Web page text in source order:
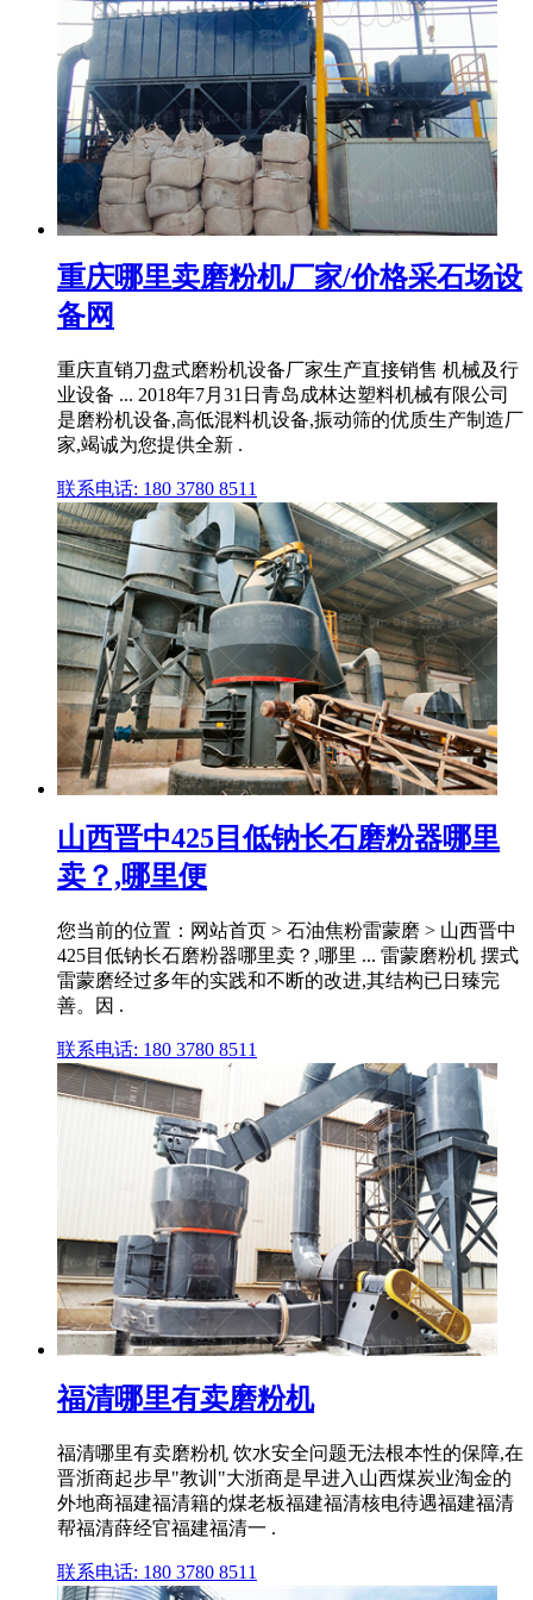
重庆哪里卖磨粉机厂家/价格采石场设
备网
重庆直销刀盘式磨粉机设备厂家生产直接销售 机械及行
业设备 ... 2018年7月31日青岛成林达塑料机械有限公司
是磨粉机设备,高低混料机设备,振动筛的优质生产制造厂
家,竭诚为您提供全新 .
联系电话: 180 3780 8511
山西晋中425目低钠长石磨粉器哪里
卖？,哪里便
您当前的位置：网站首页 > 石油焦粉雷蒙磨 > 山西晋中
425目低钠长石磨粉器哪里卖？,哪里 ... 雷蒙磨粉机 摆式
雷蒙磨经过多年的实践和不断的改进,其结构已日臻完
善。因 .
联系电话: 180 3780 8511
福清哪里有卖磨粉机
福清哪里有卖磨粉机 饮水安全问题无法根本性的保障,在
晋浙商起步早"教训"大浙商是早进入山西煤炭业淘金的
外地商福建福清籍的煤老板福建福清核电待遇福建福清
帮福清薛经官福建福清一 .
联系电话: 180 3780 8511